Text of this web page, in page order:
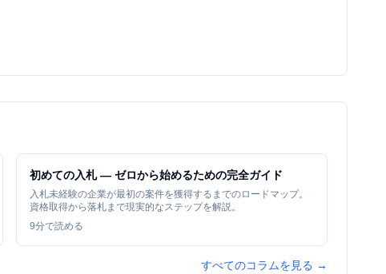
初めての入札 — ゼロから始めるための完全ガイド
入札未経験の企業が最初の案件を獲得するまでのロードマップ。
資格取得から落札まで現実的なステップを解説。
9分で読める
すべてのコラムを見る →